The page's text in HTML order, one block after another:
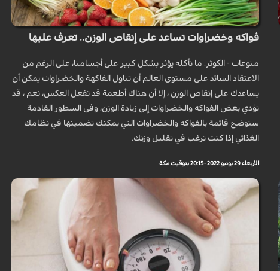
فواكه وخضراوات تساعد على إنقاص الوزن.. تعرف عليها
منوعات - الكوثر: ما نأكله يؤثر بشكل كبير على أجسامنا، على الرغم من
الاعتقاد السائد على مستوى العالم أن تناول الفاكهة والخضراوات يمكن أن
يساعدك على إنقاص الوزن ، إلا أن هناك أطعمة قد تفعل العكس، نعم ، قد
تؤدي بعض الفواكه والخضراوات إلى زيادة الوزن، وفى السطور القادمة
سنوضح قائمة بالفواكه والخضراوات التي يمكنك تضمينها في نظامك
الغذائي إذا كنت ترغب في تقليل وزنك.
الأربعاء 29 يونيو 2022 - 20:15 بتوقيت مكة